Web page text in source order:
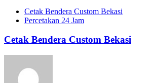
Cetak Bendera Custom Bekasi
Percetakan 24 Jam
Cetak Bendera Custom Bekasi